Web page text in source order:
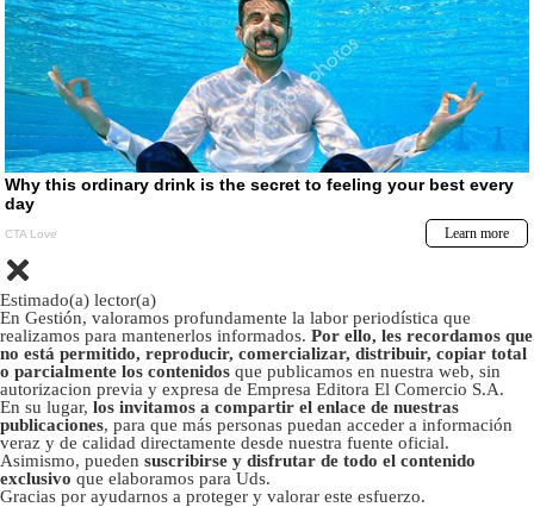
Estimado(a) lector(a)
En Gestión, valoramos profundamente la labor periodística que
realizamos para mantenerlos informados. Por ello, les recordamos que
no está permitido, reproducir, comercializar, distribuir, copiar total
o parcialmente los contenidos que publicamos en nuestra web, sin
autorizacion previa y expresa de Empresa Editora El Comercio S.A.
En su lugar, los invitamos a compartir el enlace de nuestras
publicaciones, para que más personas puedan acceder a información
veraz y de calidad directamente desde nuestra fuente oficial.
Asimismo, pueden suscribirse y disfrutar de todo el contenido
exclusivo que elaboramos para Uds.
Gracias por ayudarnos a proteger y valorar este esfuerzo.